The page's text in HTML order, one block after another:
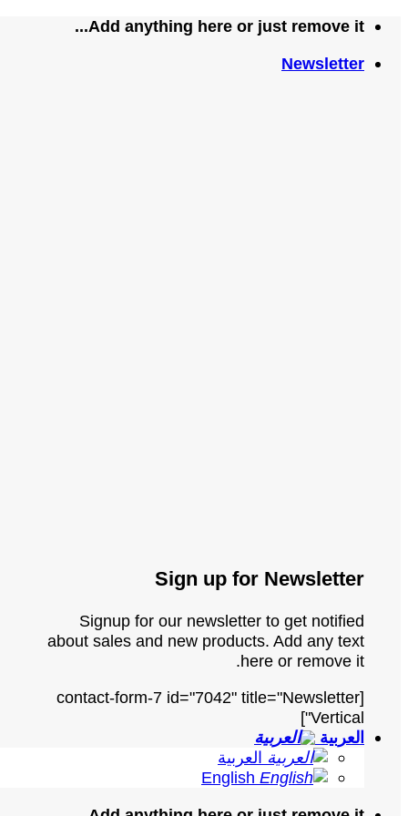
تخطيAdd anything here or just remove it...
Newsletter
Sign up for Newsletter
Signup for our newsletter to get notified
about sales and new products. Add any text
here or remove it.
[contact-form-7 id="7042" title="Newsletter
Vertical"]
العربية
العربية